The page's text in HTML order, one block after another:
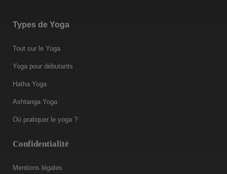
Types de Yoga
Tout sur le Yoga
Yoga pour débutants
Hatha Yoga
Ashtanga Yoga
Où pratiquer le yoga ?
Confidentialité
Mentions légales